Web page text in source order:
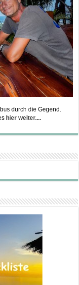
durch die Gegend.
hier weiter....